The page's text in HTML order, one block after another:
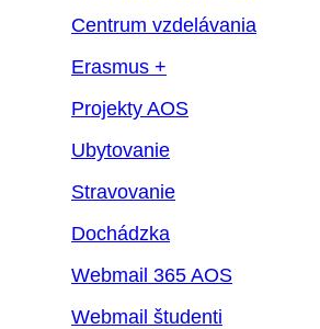
Centrum vzdelávania
Erasmus +
Projekty AOS
Ubytovanie
Stravovanie
Dochádzka
Webmail 365 AOS
Webmail študenti